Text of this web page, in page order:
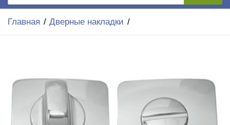
Главная Дверные накладки